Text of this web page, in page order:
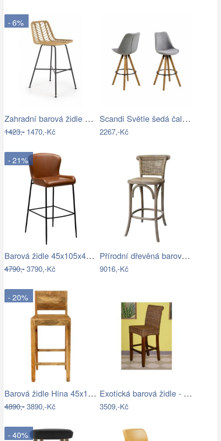
- 6%
Zahradní barová židle H-97 Halmar
1423,-1470,-Kč
Scandi Světle šedá čalouněná barová…
2267,-Kč
- 21%
Barová židle 45x105x45 Hina z mangového…
4790,-3790,-Kč
Přírodní dřevěná barová židle s…
9016,-Kč
- 20%
Barová židle Hina 45x105x45 z mangového…
4890,-3890,-Kč
Exotická barová židle - RK
3509,-Kč
- 40%